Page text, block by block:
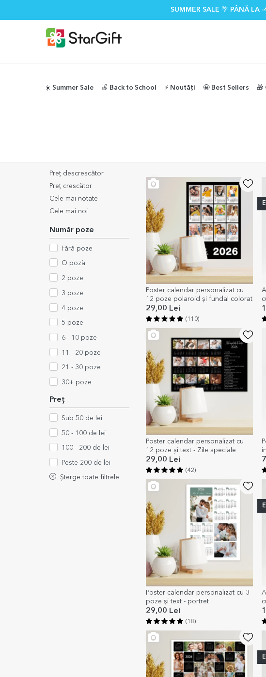
SUMMER SALE 🌴 PÂNĂ LA
☀️ Summer Sale 🍎 Back to School ⚡️ Noutăți 🤩 Best Sellers 🎁
Preț descrescător
Preț crescător
Cele mai notate
Cele mai noi
Număr poze
Fără poze
O poză
2 poze
3 poze
4 poze
5 poze
6 - 10 poze
11 - 20 poze
21 - 30 poze
30+ poze
Preț
Sub 50 de lei
50 - 100 de lei
100 - 200 de lei
Peste 200 de lei
Șterge toate filtrele
Poster calendar personalizat cu
12 poze polaroid și fundal colorat
29,00 Lei
(110)
Poster calendar personalizat cu
12 poze și text - Zile speciale
29,00 Lei
(42)
Poster calendar personalizat cu 3
poze și text - portret
29,00 Lei
(18)